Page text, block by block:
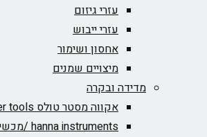
עזרי גיזום
עזרי ייבוש
אחסון ושימור
מיצויים שמנים
מדידה ובקרה
אקווה מסטר טולס Aqua Master tools
hanna instruments /מכשירים האנה